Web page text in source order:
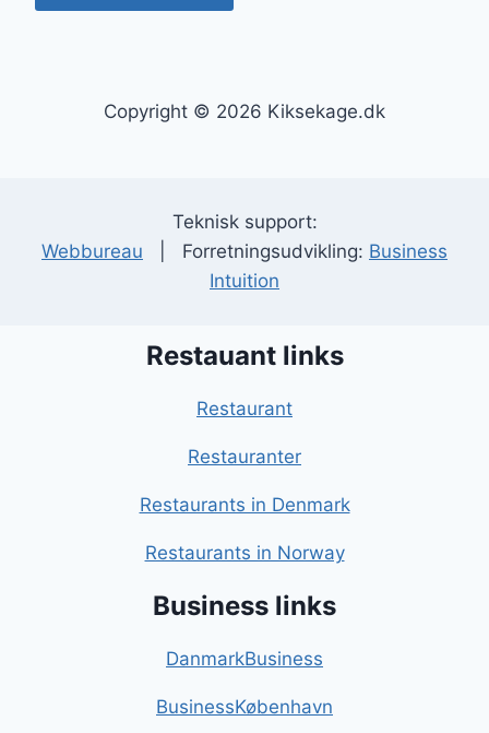
Copyright © 2026 Kiksekage.dk
Teknisk support:
Webbureau | Forretningsudvikling: Business
Intuition
Restauant links
Restaurant
Restauranter
Restaurants in Denmark
Restaurants in Norway
Business links
DanmarkBusiness
BusinessKøbenhavn